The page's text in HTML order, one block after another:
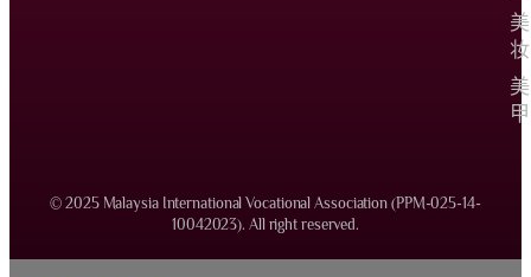
美
妆
美
甲
© 2025 Malaysia International Vocational Association (PPM-025-14-
10042023). All right reserved.